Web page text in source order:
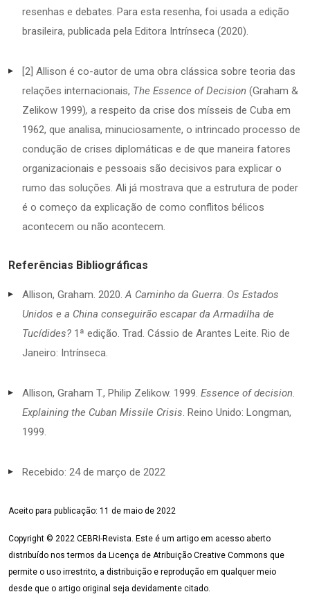
resenhas e debates. Para esta resenha, foi usada a edição
brasileira, publicada pela Editora Intrínseca (2020).
[2] Allison é co-autor de uma obra clássica sobre teoria das
relações internacionais, The Essence of Decision (Graham &
Zelikow 1999), a respeito da crise dos mísseis de Cuba em
1962, que analisa, minuciosamente, o intrincado processo de
condução de crises diplomáticas e de que maneira fatores
organizacionais e pessoais são decisivos para explicar o
rumo das soluções. Ali já mostrava que a estrutura de poder
é o começo da explicação de como conflitos bélicos
acontecem ou não acontecem.
Referências Bibliográficas
Allison, Graham. 2020.A Caminho da Guerra. Os Estados
Unidos e a China conseguirão escapar da Armadilha de
Tucídides? 1ª edição. Trad. Cássio de Arantes Leite. Rio de
Janeiro: Intrínseca.
Allison, Graham T., Philip Zelikow. 1999. Essence of decision.
Explaining the Cuban Missile Crisis. Reino Unido: Longman,
1999.
Recebido: 24 de março de 2022
Aceito para publicação: 11 de maio de 2022
Copyright © 2022 CEBRI-Revista. Este é um artigo em acesso aberto
distribuído nos termos da Licença de Atribuição Creative Commons que
permite o uso irrestrito, a distribuição e reprodução em qualquer meio
desde que o artigo original seja devidamente citado.